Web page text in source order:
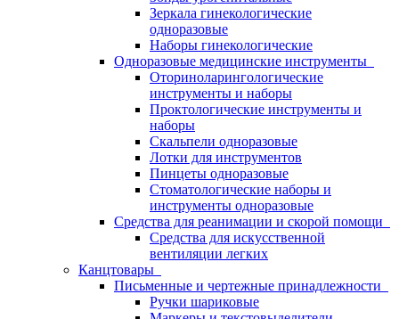
Зеркала гинекологические
одноразовые
Наборы гинекологические
Одноразовые медицинские инструменты
Оториноларингологические
инструменты и наборы
Проктологические инструменты и
наборы
Скальпели одноразовые
Лотки для инструментов
Пинцеты одноразовые
Стоматологические наборы и
инструменты одноразовые
Средства для реанимации и скорой помощи
Средства для искусственной
вентиляции легких
Канцтовары
Письменные и чертежные принадлежности
Ручки шариковые